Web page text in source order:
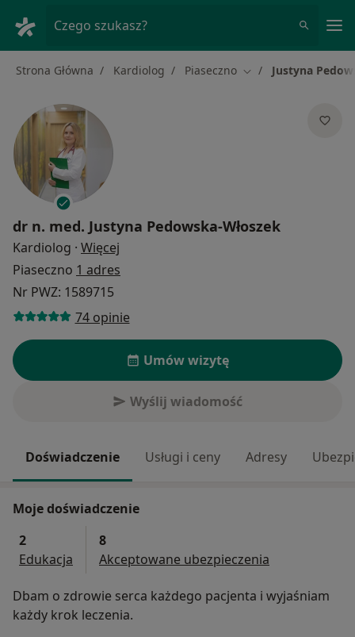
Czego szukasz?
Strona Główna Kardiolog Piaseczno Zmień miasto
Justyna
dr n. med. Justyna Pedowska-Włoszek
Kardiolog · Więcej
Piaseczno 1 adres
Nr PWZ: 1589715
74 opinie
Umów wizytę
Wyślij wiadomość
Doświadczenie Usługi i ceny Adresy
Moje doświadczenie
2
Edukacja
8
Akceptowane ubezpieczenia
Dbam o zdrowie serca każdego pacjenta i wyjaśniam
każdy krok leczenia.